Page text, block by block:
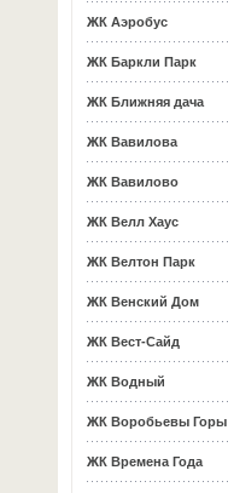
ЖК Аэробус
ЖК Баркли Парк
ЖК Ближняя дача
ЖК Вавилова
ЖК Вавилово
ЖК Велл Хаус
ЖК Велтон Парк
ЖК Венский Дом
ЖК Вест-Сайд
ЖК Водный
ЖК Воробьевы Горы
ЖК Времена Года